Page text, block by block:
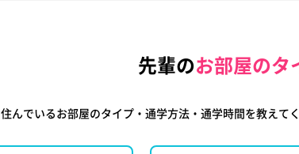
先輩のお部屋のタ
住んでいるお部屋のタイプ・通学方法・通学時間を教えて